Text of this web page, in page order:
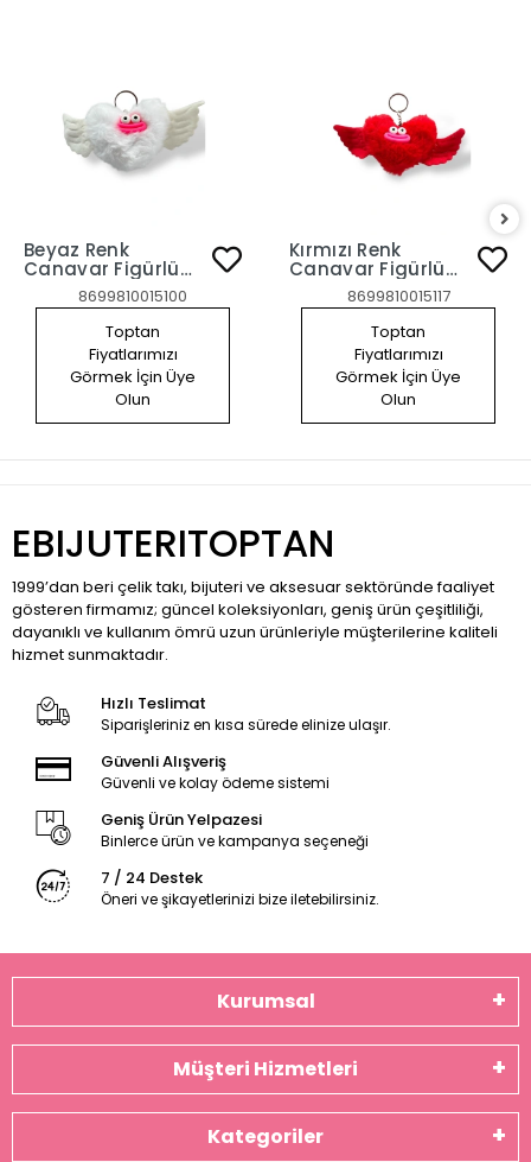
Beyaz Renk
Canavar Figürlü
Peluş Anahtarlık
8699810015100
Toptan
Fiyatlarımızı
Görmek İçin Üye
Olun
Kırmızı Renk
Canavar Figürlü
Peluş Anahtarlık
8699810015117
Toptan
Fiyatlarımızı
Görmek İçin Üye
Olun
EBIJUTERITOPTAN
1999’dan beri çelik takı, bijuteri ve aksesuar sektöründe faaliyet
gösteren firmamız; güncel koleksiyonları, geniş ürün çeşitliliği,
dayanıklı ve kullanım ömrü uzun ürünleriyle müşterilerine kaliteli
hizmet sunmaktadır.
Hızlı Teslimat
Siparişleriniz en kısa sürede elinize ulaşır.
Güvenli Alışveriş
Güvenli ve kolay ödeme sistemi
Geniş Ürün Yelpazesi
Binlerce ürün ve kampanya seçeneği
7 / 24 Destek
Öneri ve şikayetlerinizi bize iletebilirsiniz.
Kurumsal
Müşteri Hizmetleri
Kategoriler